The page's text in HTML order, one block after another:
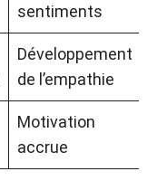
sentiments
Développement
de l’empathie
Motivation
accrue